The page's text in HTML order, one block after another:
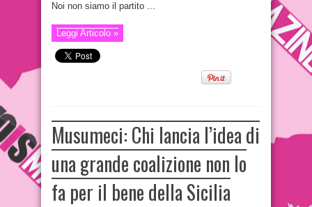
Noi non siamo il partito ...
Leggi Articolo »
Musumeci: Chi lancia l’idea di
una grande coalizione non lo
fa per il bene della Sicilia